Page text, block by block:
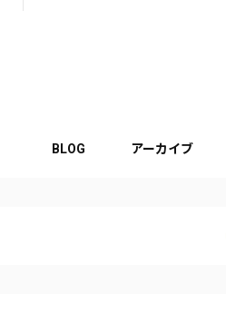
BLOG アーカイブ